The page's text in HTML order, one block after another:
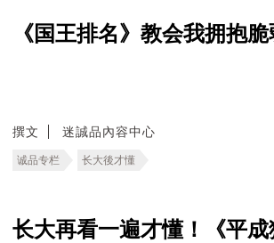
《国王排名》教会我拥抱
撰文 迷誠品內容中心
诚品专栏 长大後才懂
长大再看一遍才懂！《平